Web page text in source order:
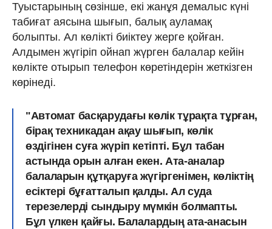
Туыстарының сөзінше, екі жанұя демалыс күні
табиғат аясына шығып, балық ауламақ
болыпты. Ал көлікті биіктеу жерге қойған.
Алдымен жүгіріп ойнап жүрген балалар кейін
көлікте отырып телефон көретіндерін жеткізген
көрінеді.
"Автомат басқарудағы көлік тұрақта тұрған,
бірақ техникадан ақау шығып, көлік
өздігінен суға жүріп кетіпті. Бұл табан
астында орын алған екен. Ата-аналар
балаларын құтқаруға жүгіргенімен, көліктің
есіктері бұғатталып қалды. Ал суда
терезелерді сындыру мүмкін болмапты.
Бұл үлкен қайғы. Балалардың ата-анасын